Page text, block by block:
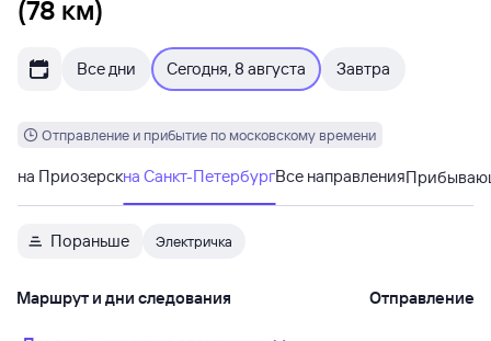
(78 км)
Все дни Сегодня, 8 августа Завтра
Отправление и прибытие по московскому времени
на Приозерскна Санкт-ПетербургВсе направления
Пораньше Электричка
Маршрут и дни следования Отправление